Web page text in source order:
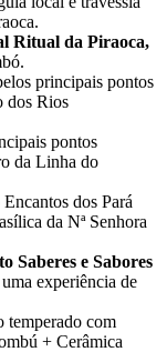
Ritual da Piraoca,
principais pontos
dos Rios
pontos
da Linha do
dos Pará
da Nª Senhora
Saberes e Sabores
uma experiência de
temperado com
+ Cerâmica